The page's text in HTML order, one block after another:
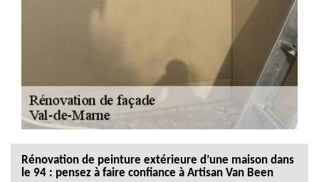
Rénovation de peinture extérieure d’une maison dans
le 94 : pensez à faire confiance à Artisan Van Been